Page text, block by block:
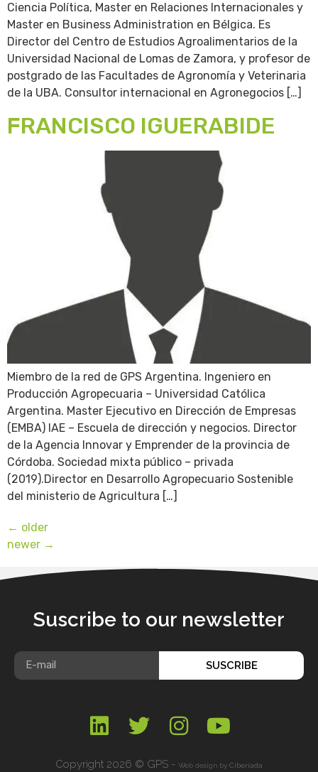
Ciencia Política, Master en Relaciones Internacionales y
Master en Business Administration en Bélgica. Es
Director del Centro de Estudios Agroalimentarios de la
Universidad Nacional de Lomas de Zamora, y profesor de
postgrado de las Facultades de Agronomía y Veterinaria
de la UBA. Consultor internacional en Agronegocios […]
FRANCISCO IGUERABIDE
Miembro de la red de GPS Argentina. Ingeniero en
Producción Agropecuaria – Universidad Católica
Argentina. Master Ejecutivo en Dirección de Empresas
(EMBA) IAE – Escuela de dirección y negocios. Director
de la Agencia Innovar y Emprender de la provincia de
Córdoba. Sociedad mixta público – privada
(2019).Director en Desarrollo Agropecuario Sostenible
del ministerio de Agricultura […]
← older
newer →
Suscribe to our newsletter
SUSCRIBE
Copyright 2026 © GPS - Web design by Ciberiada